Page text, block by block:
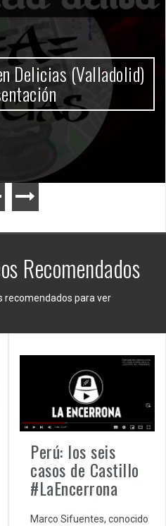
Milei
Recomendados
recomendados para ver
Perú: los seis
casos de Castillo
#LaEncerrona
Marco Sifuentes, conocido